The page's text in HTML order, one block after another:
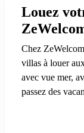
Louez
Chez
villas à louer
avec vue mer,
passez des